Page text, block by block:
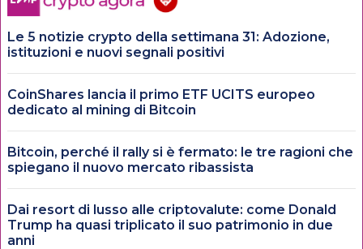
Le 5 notizie crypto della settimana 31: Adozione,
istituzioni e nuovi segnali positivi
CoinShares lancia il primo ETF UCITS europeo
dedicato al mining di Bitcoin
Bitcoin, perché il rally si è fermato: le tre ragioni che
spiegano il nuovo mercato ribassista
Dai resort di lusso alle criptovalute: come Donald
Trump ha quasi triplicato il suo patrimonio in due
anni